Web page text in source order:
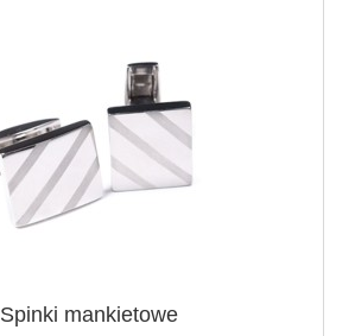
Spinki mankietowe